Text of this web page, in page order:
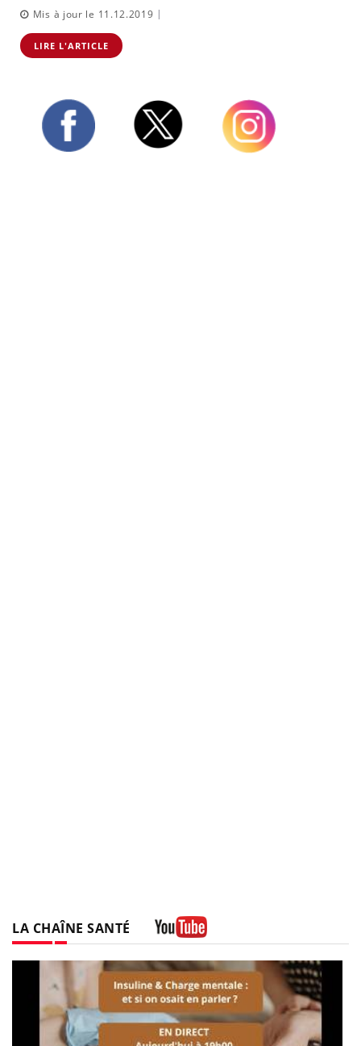
Mis à jour le 11.12.2019 |
LIRE L'ARTICLE
LA CHAÎNE SANTÉ